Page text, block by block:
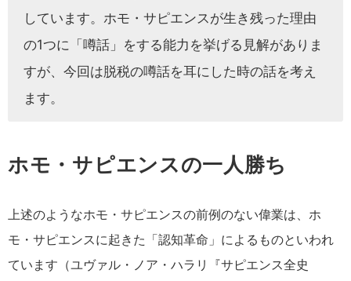
しています。ホモ・サピエンスが生き残った理由
の1つに「噂話」をする能力を挙げる見解がありま
すが、今回は脱税の噂話を耳にした時の話を考え
ます。
ホモ・サピエンスの一人勝ち
上述のようなホモ・サピエンスの前例のない偉業は、ホ
モ・サピエンスに起きた「認知革命」によるものといわれ
ています（ユヴァル・ノア・ハラリ『サピエンス全史